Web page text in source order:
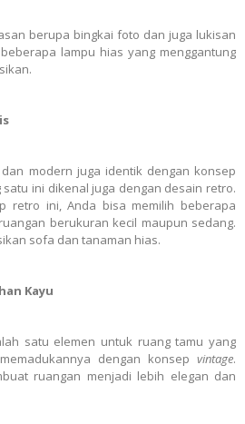
berupa bingkai foto dan juga lukisan
lampu hias yang menggantung
dan modern juga identik dengan konsep
ini dikenal juga dengan desain retro.
retro ini, Anda bisa memilih beberapa
berukuran kecil maupun sedang.
sofa dan tanaman hias.
Kayu
satu elemen untuk ruang tamu yang
dengan konsep vintage.
ruangan menjadi lebih elegan dan